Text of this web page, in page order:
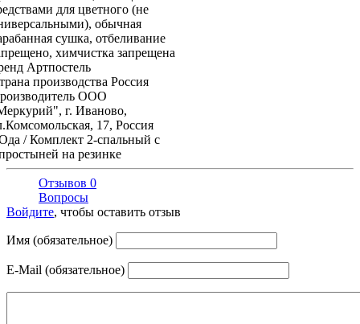
для цветного (не
обычная
сушка, отбеливание
химчистка запрещена
Артпостель
производства Россия
ООО
г. Иваново,
17, Россия
/ Комплект 2-спальный с
на резинке
Отзывов 0
Вопросы
Войдите, чтобы оставить отзыв
Имя (обязательное)
E-Mail (обязательное)